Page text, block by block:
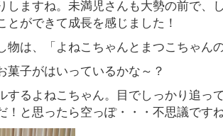
しますね。未満児さんも大勢の前で、
とができて成長を感じました！
物は、「よねこちゃんとまつこちゃん
菓子がはいっているかな～？
するよねこちゃん。目でしっかり追っ
！と思ったら空っぽ・・・不思議です